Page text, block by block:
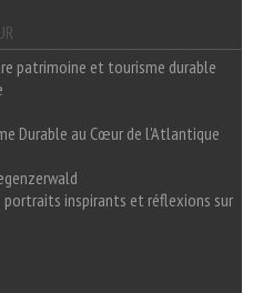
patrimoine et tourisme durable
Durable au Cœur de l'Atlantique
portraits inspirants et réflexions sur